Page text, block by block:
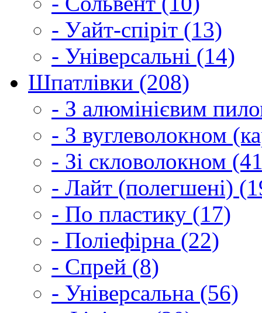
- Уайт-спіріт (13)
- Універсальні (14)
Шпатлівки (208)
- З алюмінієвим
- З вуглеволокном
- Зі скловолокном
- Лайт (полегшені)
- По пластику (17)
- Поліефірна (22)
- Спрей (8)
- Універсальна (56)